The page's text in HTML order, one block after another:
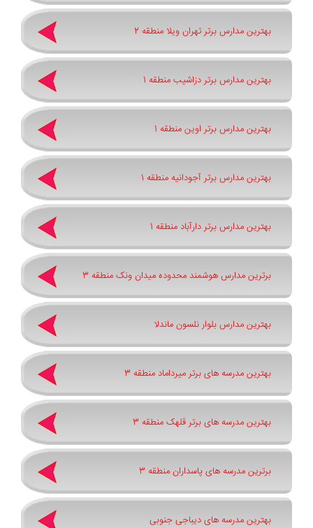
بهترین مدارس برتر تهران ویلا منطقه 2
بهترین مدارس برتر دزاشیب منطقه 1
بهترین مدارس برتر اوین منطقه 1
بهترین مدارس برتر آجودانیه منطقه 1
بهترین مدارس برتر دارآباد منطقه 1
برترین مدارس هوشمند محدوده میدان ونک منطقه 3
بهترین مدارس بلوار نلسون ماندلا
بهترین مدرسه های برتر میرداماد منطقه 3
بهترین مدرسه های برتر قلهک منطقه 3
برترین مدرسه های پاسداران منطقه 3
بهترین مدرسه های دیباجی جنوبی